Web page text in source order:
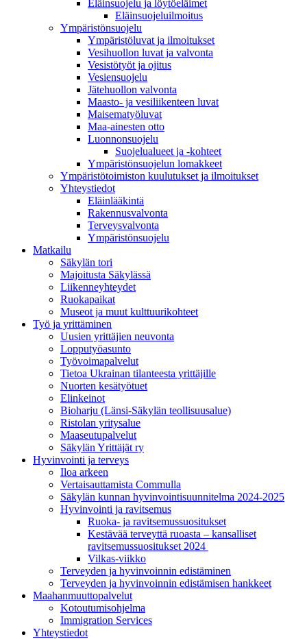
Eläinsuojelu ja löytöeläimet
Eläinsuojeluilmoitus
Ympäristönsuojelu
Ympäristöluvat ja ilmoitukset
Vesihuollon luvat ja valvonta
Vesistötyöt ja ojitus
Vesiensuojelu
Jätehuollon valvonta
Maasto- ja vesiliikenteen luvat
Maisematyöluvat
Maa-ainesten otto
Luonnonsuojelu
Suojelualueet ja -kohteet
Ympäristönsuojelun lomakkeet
Ympäristötoimiston kuulutukset ja ilmoitukset
Yhteystiedot
Eläinlääkintä
Rakennusvalvonta
Terveysvalvonta
Ympäristönsuojelu
Mat­kailu
Säkylän tori
Majoitusta Säkylässä
Liikenneyhteydet
Ruokapaikat
Museot ja muut kulttuurikohteet
Työ ja yrittä­minen
Uusien yrittäjien neuvonta
Lopputyöasunto
Työvoimapalvelut
Tietoa Ukrainan tilanteesta yrittäjille
Nuorten kesätyötuet
Elinkeinot
Bioharju (Länsi-Säkylän teollisuusalue)
Ristolan yritysalue
Maaseutupalvelut
Säkylän Yrittäjät ry
Hyvinvointi ja terveys
Iloa arkeen
Vertaisauttamista Commulla
Säkylän kunnan hyvinvointisuunnitelma 2024-2025
Hyvinvointi ja ravitsemus
Ruoka- ja ravitsemussuositukset
Kestävää terveyttä ruoasta – kansalliset
ravitsemussuositukset 2024
Vilkas-viikko
Terveyden ja hyvinvoinnin edistäminen
Terveyden ja hyvinvoinnin edistämisen hankkeet
Maahanmuuttopalvelut
Kotoutumisohjelma
Immigration Services
Yhteystiedot